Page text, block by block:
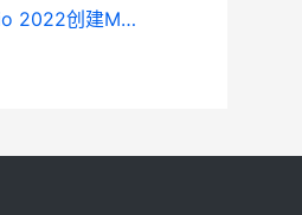
如何在visual 如何在visual studio 2022创建MFC项目